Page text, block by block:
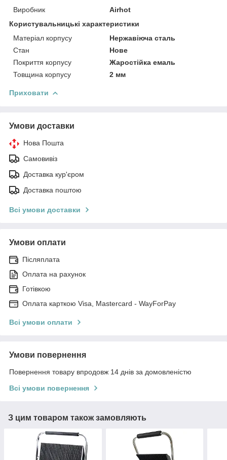
Виробник
Airhot
Користувальницькі характеристики
Матеріал корпусу
Нержавіюча сталь
Стан
Нове
Покриття корпусу
Жаростійка емаль
Товщина корпусу
2 мм
Приховати
Умови доставки
Нова Пошта
Самовивіз
Доставка кур'єром
Доставка поштою
Всі умови доставки
Умови оплати
Післяплата
Оплата на рахунок
Готівкою
Оплата карткою Visa, Mastercard - WayForPay
Всі умови оплати
Умови повернення
Повернення товару впродовж 14 днів за домовленістю
Всі умови повернення
З цим товаром також замовляють